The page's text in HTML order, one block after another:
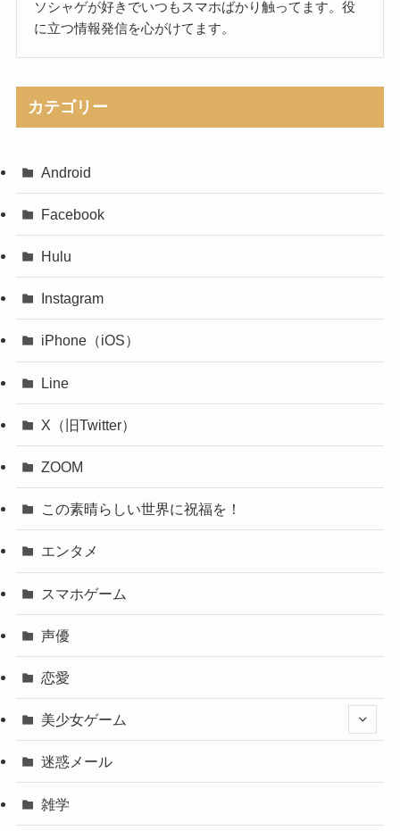
ソシャゲが好きでいつもスマホばかり触ってます。役
に立つ情報発信を心がけてます。
カテゴリー
Android
Facebook
Hulu
Instagram
iPhone（iOS）
Line
X（旧Twitter）
ZOOM
この素晴らしい世界に祝福を！
エンタメ
スマホゲーム
声優
恋愛
美少女ゲーム
迷惑メール
雑学